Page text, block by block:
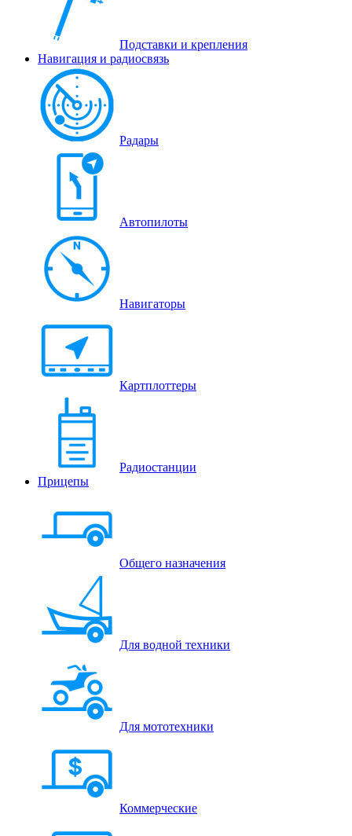
Подставки и крепления
Навигация и радиосвязь
Радары
Автопилоты
Навигаторы
Картплоттеры
Радиостанции
Прицепы
Общего назначения
Для водной техники
Для мототехники
Коммерческие